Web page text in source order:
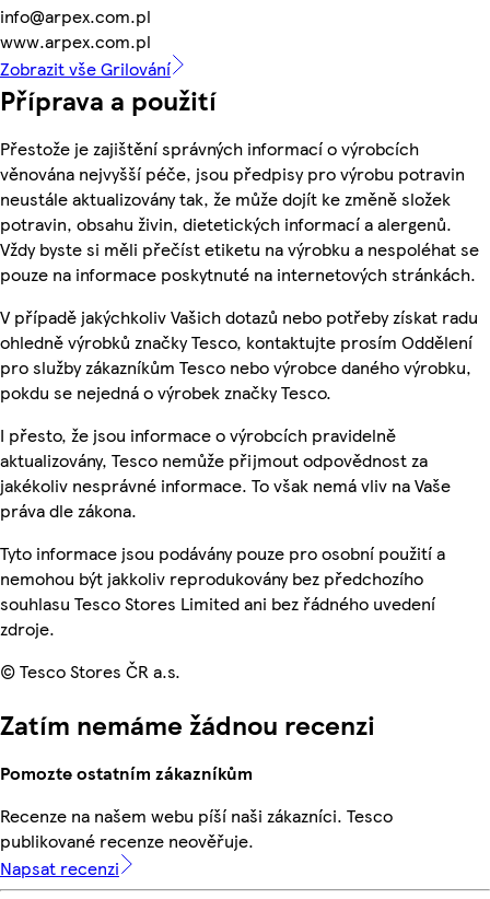
info@arpex.com.pl
www.arpex.com.pl
Zobrazit vše Grilování
Příprava a použití
Přestože je zajištění správných informací o výrobcích
věnována nejvyšší péče, jsou předpisy pro výrobu potravin
neustále aktualizovány tak, že může dojít ke změně složek
potravin, obsahu živin, dietetických informací a alergenů.
Vždy byste si měli přečíst etiketu na výrobku a nespoléhat se
pouze na informace poskytnuté na internetových stránkách.
V případě jakýchkoliv Vašich dotazů nebo potřeby získat radu
ohledně výrobků značky Tesco, kontaktujte prosím Oddělení
pro služby zákazníkům Tesco nebo výrobce daného výrobku,
pokdu se nejedná o výrobek značky Tesco.
I přesto, že jsou informace o výrobcích pravidelně
aktualizovány, Tesco nemůže přijmout odpovědnost za
jakékoliv nesprávné informace. To však nemá vliv na Vaše
práva dle zákona.
Tyto informace jsou podávány pouze pro osobní použití a
nemohou být jakkoliv reprodukovány bez předchozího
souhlasu Tesco Stores Limited ani bez řádného uvedení
zdroje.
© Tesco Stores ČR a.s.
Zatím nemáme žádnou recenzi
Pomozte ostatním zákazníkům
Recenze na našem webu píší naši zákazníci. Tesco
publikované recenze neověřuje.
Napsat recenzi